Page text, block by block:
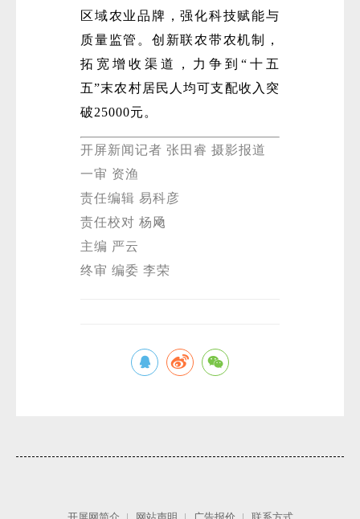
区域农业品牌，强化科技赋能与
质量监管。创新联农带农机制，
拓宽增收渠道，力争到“十五
五”末农村居民人均可支配收入突
破25000元。
开屏新闻记者 张田睿 摄影报道
一审 资渔
责任编辑 易科彦
责任校对 杨飏
主编 严云
终审 编委 李荣